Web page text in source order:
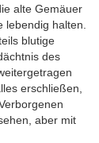
alte Gemäuer
halten.
blutige
des
erschließen,
aber mit